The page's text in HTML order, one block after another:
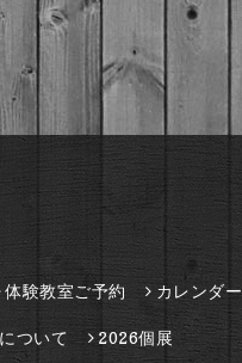
体験教室ご予約 カレンダー
ついて 2026個展